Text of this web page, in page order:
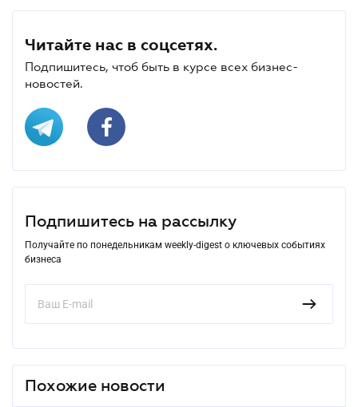
Читайте нас в соцсетях.
Подпишитесь, чтоб быть в курсе всех бизнес-
новостей.
Подпишитесь на рассылку
Получайте по понедельникам weekly-digest о ключевых событиях
бизнеса
Похожие новости